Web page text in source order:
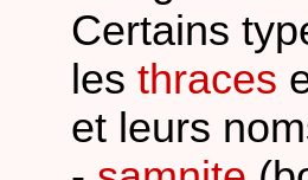
Certains
les thraces
et leurs